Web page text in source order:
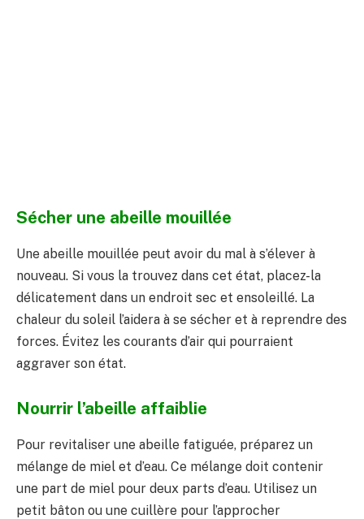
Sécher une abeille mouillée
Une abeille mouillée peut avoir du mal à s’élever à
nouveau. Si vous la trouvez dans cet état, placez-la
délicatement dans un endroit sec et ensoleillé. La
chaleur du soleil l’aidera à se sécher et à reprendre des
forces. Évitez les courants d’air qui pourraient
aggraver son état.
Nourrir l’abeille affaiblie
Pour revitaliser une abeille fatiguée, préparez un
mélange de miel et d’eau. Ce mélange doit contenir
une part de miel pour deux parts d’eau. Utilisez un
petit bâton ou une cuillère pour l’approcher